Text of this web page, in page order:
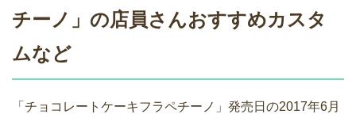
チーノ」の店員さんおすすめカスタ
ムなど
「チョコレートケーキフラペチーノ」発売日の2017年6月